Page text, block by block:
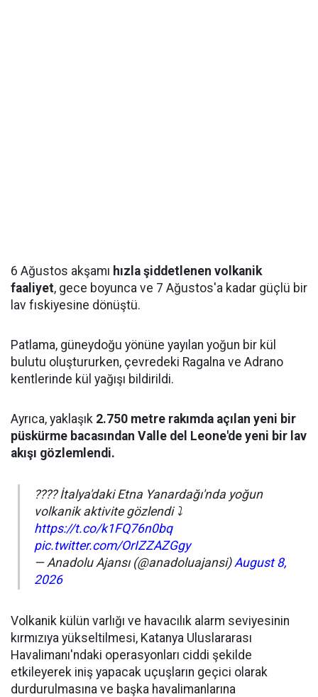
6 Ağustos akşamı hızla şiddetlenen volkanik
faaliyet, gece boyunca ve 7 Ağustos'a kadar güçlü bir
lav fıskiyesine dönüştü.
Patlama, güneydoğu yönüne yayılan yoğun bir kül
bulutu oluştururken, çevredeki Ragalna ve Adrano
kentlerinde kül yağışı bildirildi.
Ayrıca, yaklaşık 2.750 metre rakımda açılan yeni bir
püskürme bacasından Valle del Leone'de yeni bir lav
akışı gözlemlendi.
???? İtalya'daki Etna Yanardağı'nda yoğun
volkanik aktivite gözlendi ⤵️
https://t.co/k1FQ76n0bq
pic.twitter.com/OrIZZAZGgy
— Anadolu Ajansı (@anadoluajansi)August 8,
2026
Volkanik külün varlığı ve havacılık alarm seviyesinin
kırmızıya yükseltilmesi, Katanya Uluslararası
Havalimanı'ndaki operasyonları ciddi şekilde
etkileyerek iniş yapacak uçuşların geçici olarak
durdurulmasına ve başka havalimanlarına